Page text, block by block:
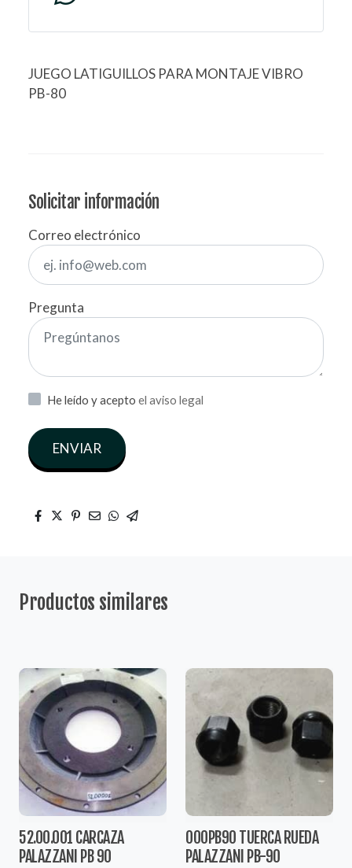
JUEGO LATIGUILLOS PARA MONTAJE VIBRO
PB-80
Solicitar información
Correo electrónico
Pregunta
He leído y acepto el aviso legal
ENVIAR
Productos similares
52.00.001 CARCAZA
PALAZZANI PB 90
000PB90 TUERCA RUEDA
PALAZZANI PB-90